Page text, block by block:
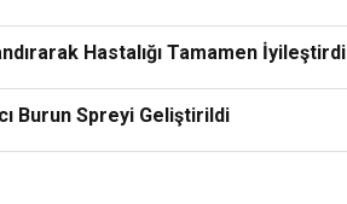
Hastalığı Tamamen İyileştirdi
Burun Spreyi Geliştirildi